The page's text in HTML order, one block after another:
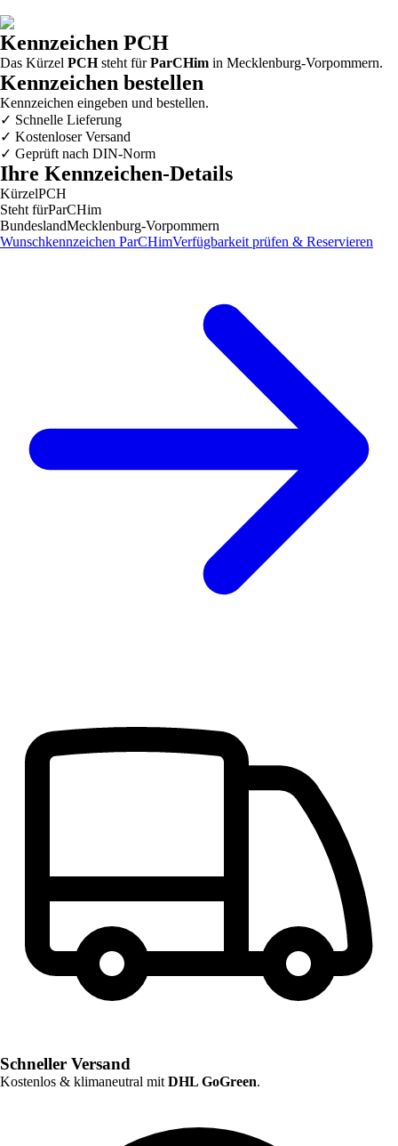
Kennzeichen PCH
Das Kürzel PCHsteht fürParCHim in Mecklenburg-Vorpommern.
Kennzeichen bestellen
Kennzeichen eingeben und bestellen.
✓ Schnelle Lieferung
✓ Kostenloser Versand
✓ Geprüft nach DIN-Norm
Ihre Kennzeichen-Details
KürzelPCH
Steht fürParCHim
BundeslandMecklenburg-Vorpommern
Wunschkennzeichen ParCHimVerfügbarkeit prüfen & Reservieren
Schneller Versand
Kostenlos & klimaneutral mit DHL GoGreen.